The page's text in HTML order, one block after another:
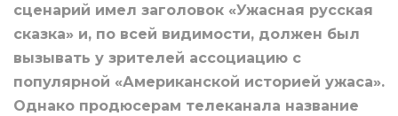
сценарий имел заголовок «Ужасная русская
сказка» и, по всей видимости, должен был
вызывать у зрителей ассоциацию с
популярной «Американской историей ужаса».
Однако продюсерам телеканала название